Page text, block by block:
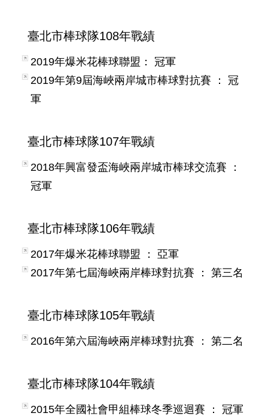
臺北市棒球隊108年戰績
2019年爆米花棒球聯盟： 冠軍
2019年第9屆海峽兩岸城市棒球對抗賽 ： 冠
軍
臺北市棒球隊107年戰績
2018年興富發盃海峽兩岸城市棒球交流賽 ：
冠軍
臺北市棒球隊106年戰績
2017年爆米花棒球聯盟 ： 亞軍
2017年第七屆海峽兩岸棒球對抗賽 ： 第三名
臺北市棒球隊105年戰績
2016年第六屆海峽兩岸棒球對抗賽 ： 第二名
臺北市棒球隊104年戰績
2015年全國社會甲組棒球冬季巡迴賽 ： 冠軍